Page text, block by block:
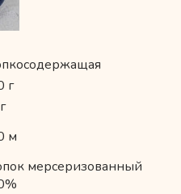
г
м
мерсеризованный